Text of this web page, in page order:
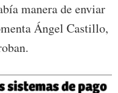
manera de enviar
Ángel Castillo,